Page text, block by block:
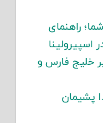
راهنمای
خلیج فارس و
پشیمان